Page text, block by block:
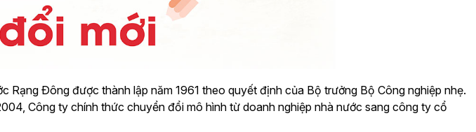
Ðông được thành lập năm 1961 theo quyết định của Bộ trưởng Bộ Công nghiệp nhẹ.
Công ty chính thức chuyển đổi mô hình từ doanh nghiệp nhà nước sang công ty cổ